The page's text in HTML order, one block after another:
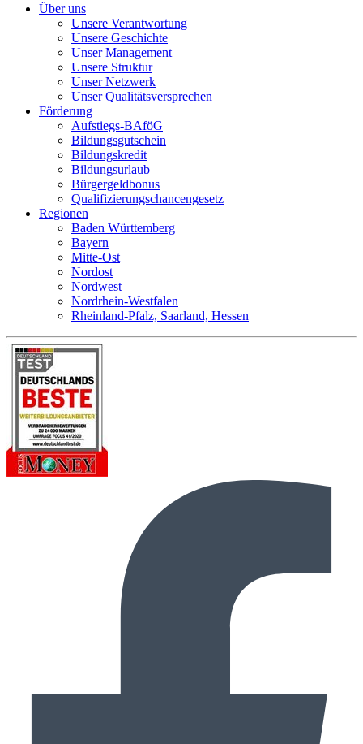
Über uns
Unsere Verantwortung
Unsere Geschichte
Unser Management
Unsere Struktur
Unser Netzwerk
Unser Qualitätsversprechen
Förderung
Aufstiegs-BAföG
Bildungsgutschein
Bildungskredit
Bildungsurlaub
Bürgergeldbonus
Qualifizierungschancengesetz
Regionen
Baden Württemberg
Bayern
Mitte-Ost
Nordost
Nordwest
Nordrhein-Westfalen
Rheinland-Pfalz, Saarland, Hessen